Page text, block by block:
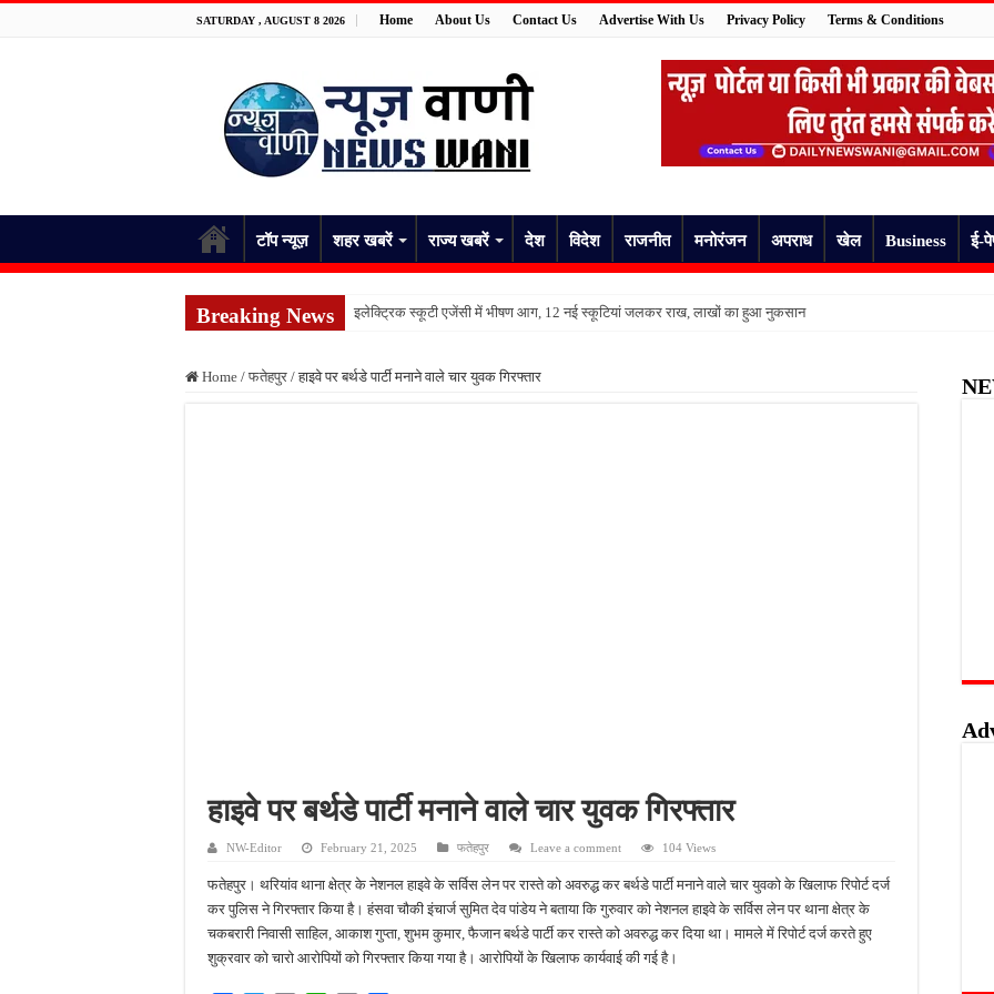
SATURDAY , AUGUST 8 2026 Home About Us Contact Us Advertise With Us Privacy Policy Terms & Conditions
टॉप न्यूज़ शहर खबरें राज्य खबरें देश विदेश राजनीत मनोरंजन अपराध खेल Business ई-
Breaking News इलेक्ट्रिक स्कूटी एजेंसी में भीषण आग, 12 नई स्कूटियां जलकर राख, लाखों का हुआ नुकसान
पिता की डांट से नाराज किशोर ने उठाया खतरनाक कदम, डाई पीने के बाद अस्पताल में भर्ती
Home / फतेहपुर / हाइवे पर बर्थडे पार्टी मनाने वाले चार युवक गिरफ्तार
हाइवे पर बर्थडे पार्टी मनाने वाले चार युवक गिरफ्तार
NW-Editor February 21, 2025 फतेहपुर Leave a comment 104 Views
फतेहपुर। थरियांव थाना क्षेत्र के नेशनल हाइवे के सर्विस लेन पर रास्ते को अवरुद्ध कर बर्थडे पार्टी मनाने वाले चार युवको के खिलाफ रिपोर्ट दर्ज
कर पुलिस ने गिरफ्तार किया है। हंसवा चौकी इंचार्ज सुमित देव पांडेय ने बताया कि गुरुवार को नेशनल हाइवे के सर्विस लेन पर थाना क्षेत्र के
चकबरारी निवासी साहिल, आकाश गुप्ता, शुभम कुमार, फैजान बर्थडे पार्टी कर रास्ते को अवरुद्ध कर दिया था। मामले में रिपोर्ट दर्ज करते हुए
शुक्रवार को चारो आरोपियों को गिरफ्तार किया गया है। आरोपियों के खिलाफ कार्यवाई की गई है।